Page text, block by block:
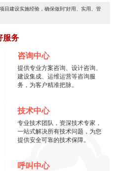
目建设实施经验，确保做到“好用、实用、管
服务
咨询中心
提供专业方案咨询、设计咨询、
建设集成、运维运营等咨询服
务，为客户精准把脉。
技术中心
专业技术团队，资深技术专家，
一站式解决所有技术问题，为您
提供安全可靠的技术保障。
呼叫中心